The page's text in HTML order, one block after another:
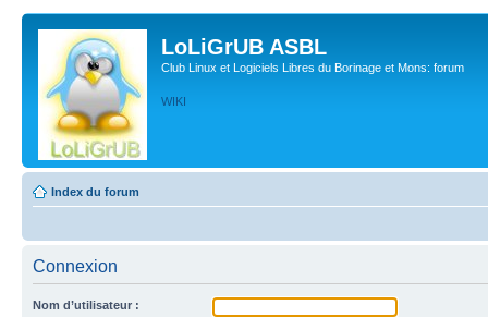
LoLiGrUB ASBL
Club Linux et Logiciels Libres du Borinage et Mons: forum
WIKI
Index du forum
Connexion
Nom d’utilisateur :